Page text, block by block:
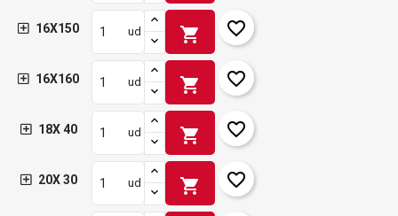
16X150 ud shopping_cart favorite_border
16X160 ud shopping_cart favorite_border
18X 40 ud shopping_cart favorite_border
20X 30 ud shopping_cart favorite_border